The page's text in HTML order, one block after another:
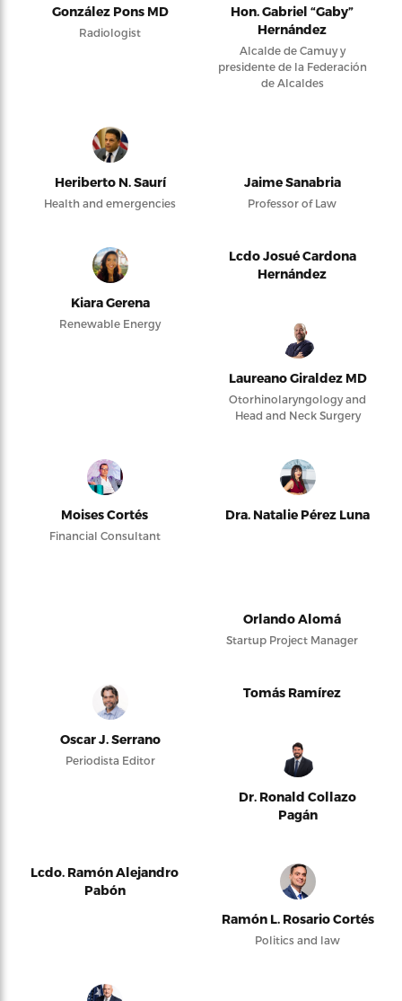
González Pons MD
Radiologist
Hon. Gabriel “Gaby”
Hernández
Alcalde de Camuy y
presidente de la Federación
de Alcaldes
Heriberto N. Saurí
Health and emergencies
Jaime Sanabria
Professor of Law
Kiara Gerena
Renewable Energy
Lcdo Josué Cardona
Hernández
Laureano Giraldez MD
Otorhinolaryngology and
Head and Neck Surgery
Moises Cortés
Financial Consultant
Dra. Natalie Pérez Luna
Orlando Alomá
Startup Project Manager
Oscar J. Serrano
Periodista Editor
Tomás Ramírez
Dr. Ronald Collazo
Pagán
Lcdo. Ramón Alejandro
Pabón
Ramón L. Rosario Cortés
Politics and law